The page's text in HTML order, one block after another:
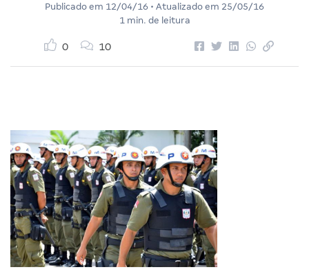
Publicado em 12/04/16 • Atualizado em 25/05/16
1 min. de leitura
0 10